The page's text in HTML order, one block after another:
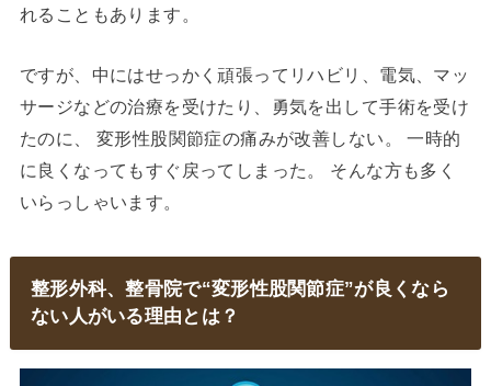
れることもあります。
ですが、中にはせっかく頑張ってリハビリ、電気、マッ
サージなどの治療を受けたり、勇気を出して手術を受け
たのに、 変形性股関節症の痛みが改善しない。 一時的
に良くなってもすぐ戻ってしまった。 そんな方も多く
いらっしゃいます。
整形外科、整骨院で“変形性股関節症”が良くなら
ない人がいる理由とは？